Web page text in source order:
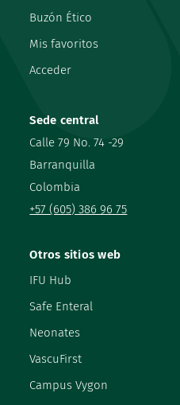
Sede central
Calle 79 No. 74 -29
Barranquilla
Colombia
+57 (605) 386 96 75
Buzón Ético
Mis favoritos
Acceder
Otros sitios web
IFU Hub
Safe Enteral
Neonates
VascuFirst
Campus Vygon